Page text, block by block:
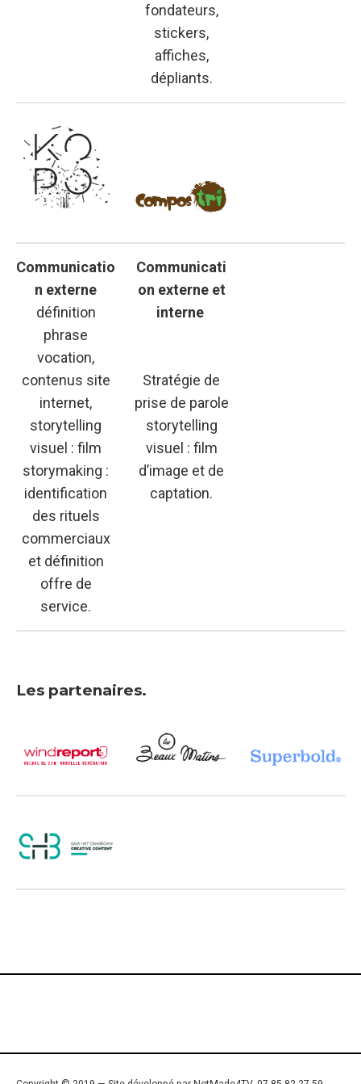
fondateurs,
stickers,
affiches,
dépliants.
Communicatio
n externe
définition
phrase
vocation,
contenus site
internet,
storytelling
visuel : film
storymaking :
identification
des rituels
commerciaux
et définition
offre de
service.
Communicati
on externe et
interne
Stratégie de
prise de parole
storytelling
visuel : film
d’image et de
captation.
Les partenaires.